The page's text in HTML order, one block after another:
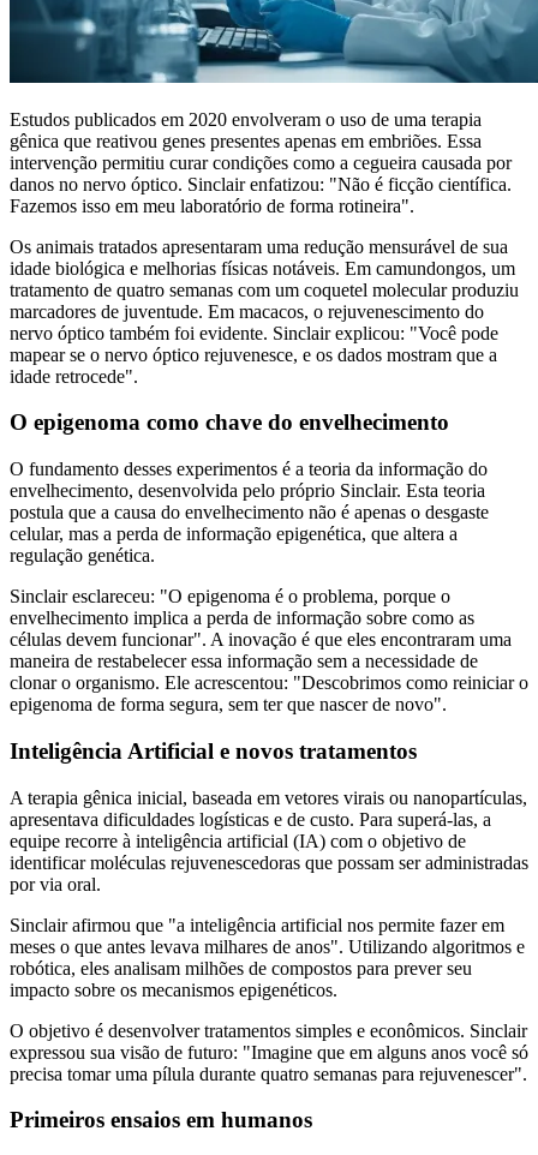
Estudos publicados em 2020 envolveram o uso de uma terapia
gênica que reativou genes presentes apenas em embriões. Essa
intervenção permitiu curar condições como a cegueira causada por
danos no nervo óptico. Sinclair enfatizou: "Não é ficção científica.
Fazemos isso em meu laboratório de forma rotineira".
Os animais tratados apresentaram uma redução mensurável de sua
idade biológica e melhorias físicas notáveis. Em camundongos, um
tratamento de quatro semanas com um coquetel molecular produziu
marcadores de juventude. Em macacos, o rejuvenescimento do
nervo óptico também foi evidente. Sinclair explicou: "Você pode
mapear se o nervo óptico rejuvenesce, e os dados mostram que a
idade retrocede".
O epigenoma como chave do envelhecimento
O fundamento desses experimentos é a teoria da informação do
envelhecimento, desenvolvida pelo próprio Sinclair. Esta teoria
postula que a causa do envelhecimento não é apenas o desgaste
celular, mas a perda de informação epigenética, que altera a
regulação genética.
Sinclair esclareceu: "O epigenoma é o problema, porque o
envelhecimento implica a perda de informação sobre como as
células devem funcionar". A inovação é que eles encontraram uma
maneira de restabelecer essa informação sem a necessidade de
clonar o organismo. Ele acrescentou: "Descobrimos como reiniciar o
epigenoma de forma segura, sem ter que nascer de novo".
Inteligência Artificial e novos tratamentos
A terapia gênica inicial, baseada em vetores virais ou nanopartículas,
apresentava dificuldades logísticas e de custo. Para superá-las, a
equipe recorre à inteligência artificial (IA) com o objetivo de
identificar moléculas rejuvenescedoras que possam ser administradas
por via oral.
Sinclair afirmou que "a inteligência artificial nos permite fazer em
meses o que antes levava milhares de anos". Utilizando algoritmos e
robótica, eles analisam milhões de compostos para prever seu
impacto sobre os mecanismos epigenéticos.
O objetivo é desenvolver tratamentos simples e econômicos. Sinclair
expressou sua visão de futuro: "Imagine que em alguns anos você só
precisa tomar uma pílula durante quatro semanas para rejuvenescer".
Primeiros ensaios em humanos